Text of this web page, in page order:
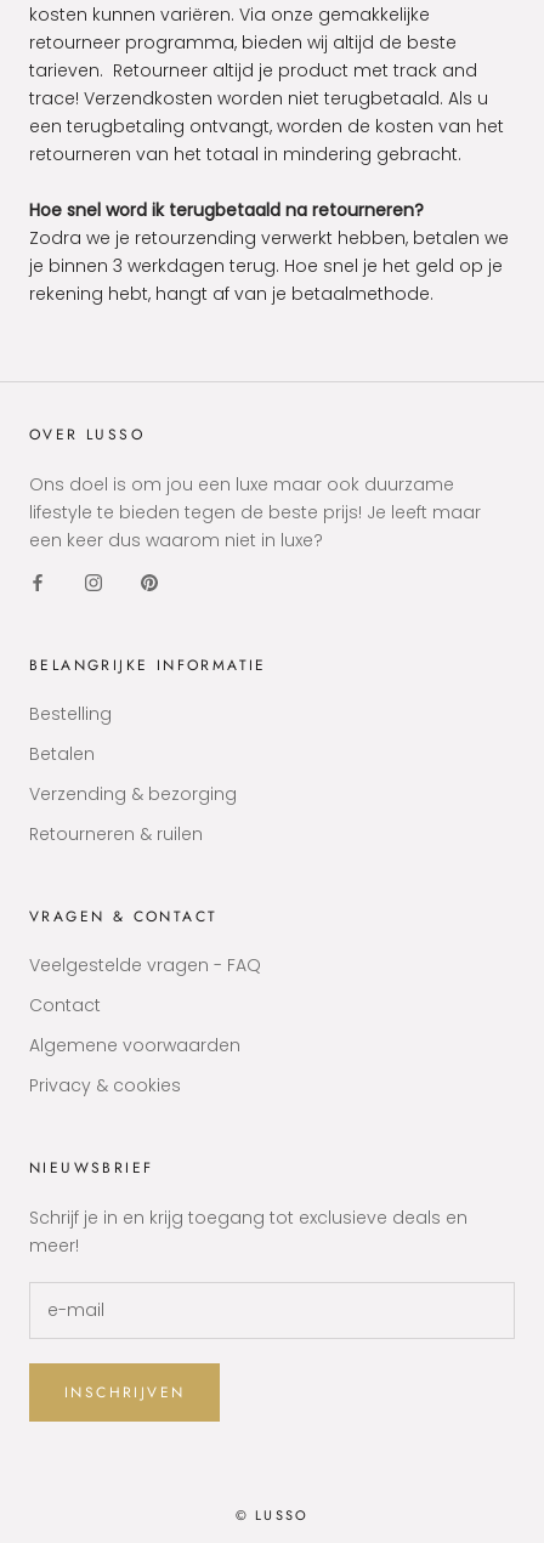
kosten kunnen variëren. Via onze gemakkelijke
retourneer programma, bieden wij altijd de beste
tarieven. Retourneer altijd je product met track and
trace! Verzendkosten worden niet terugbetaald. Als u
een terugbetaling ontvangt, worden de kosten van het
retourneren van het totaal in mindering gebracht.
Hoe snel word ik terugbetaald na retourneren?
Zodra we je retourzending verwerkt hebben, betalen we
je binnen 3 werkdagen terug. Hoe snel je het geld op je
rekening hebt, hangt af van je betaalmethode.
OVER LUSSO
Ons doel is om jou een luxe maar ook duurzame
lifestyle te bieden tegen de beste prijs! Je leeft maar
een keer dus waarom niet in luxe?
BELANGRIJKE INFORMATIE
Bestelling
Betalen
Verzending & bezorging
Retourneren & ruilen
VRAGEN & CONTACT
Veelgestelde vragen - FAQ
Contact
Algemene voorwaarden
Privacy & cookies
NIEUWSBRIEF
Schrijf je in en krijg toegang tot exclusieve deals en
meer!
INSCHRIJVEN
© LUSSO